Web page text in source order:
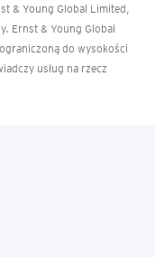
& Young Global Limited,
Ernst & Young Global
do wysokości
usług na rzecz